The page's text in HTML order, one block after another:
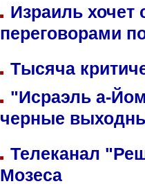
Израиль хочет
переговорами
Тысяча
"Исраэль а-
черные
Телеканал
Мозеса